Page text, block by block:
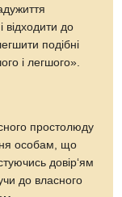
відходити до
подібні
і легшого».
простолюду
особам, що
довір‘ям
до власного